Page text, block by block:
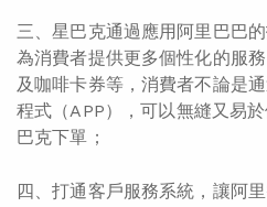
三、星巴克通過應用阿里巴巴
為消費者提供更多個性化的服
及咖啡卡券等，消費者不論是
程式（APP），可以無縫又易
巴克下單；
四、打通客戶服務系統，讓阿